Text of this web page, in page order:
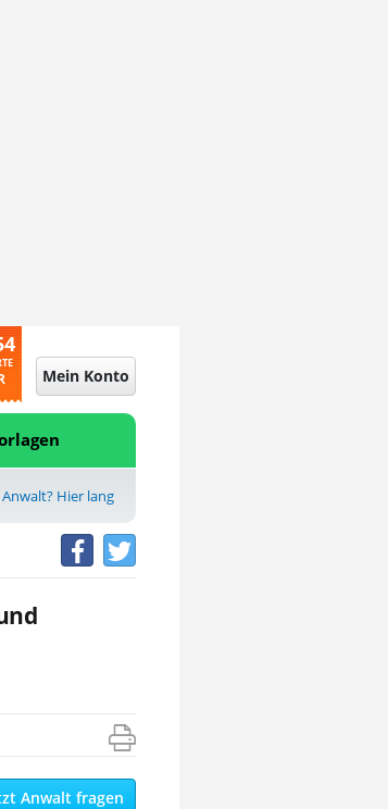
Mein Konto
Anwalt? Hier lang
Anwalt fragen